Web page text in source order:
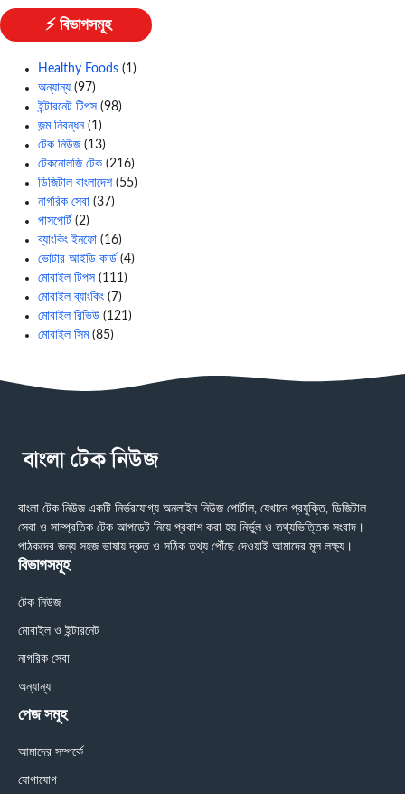
⚡ বিভাগসমূহ
Healthy Foods (1)
অন্যান্য (97)
ইন্টারনেট টিপস (98)
জন্ম নিবন্ধন(1)
টেক নিউজ(13)
টেকনোলজি টেক (216)
ডিজিটাল বাংলাদেশ(55)
নাগরিক সেবা (37)
পাসপোর্ট (2)
ব্যাংকিং ইনফো (16)
ভোটার আইডি কার্ড (4)
মোবাইল টিপস (111)
মোবাইল ব্যাংকিং (7)
মোবাইল রিভিউ (121)
মোবাইল সিম(85)
বাংলা টেক নিউজ একটি নির্ভরযোগ্য অনলাইন নিউজ পোর্টাল, যেখানে প্রযুক্তি, ডিজিটাল
সেবা ও সাম্প্রতিক টেক আপডেট নিয়ে প্রকাশ করা হয় নির্ভুল ও তথ্যভিত্তিক সংবাদ।
পাঠকদের জন্য সহজ ভাষায় দ্রুত ও সঠিক তথ্য পৌঁছে দেওয়াই আমাদের মূল লক্ষ্য।
বিভাগসমূহ
টেক নিউজ
মোবাইল ও ইন্টারনেট
নাগরিক সেবা
অন্যান্য
পেজ সমূহ
আমাদের সম্পর্কে
যোগাযোগ